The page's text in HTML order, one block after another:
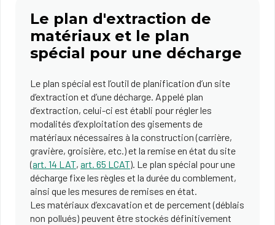
Le plan d'extraction de
matériaux et le plan
spécial pour une décharge
Le plan spécial est l’outil de planification d’un site
d’extraction et d’une décharge. Appelé plan
d’extraction, celui-ci est établi pour régler les
modalités d’exploitation des gisements de
matériaux nécessaires à la construction (carrière,
gravière, groisière, etc.) et la remise en état du site
(art. 14 LAT, art. 65 LCAT). Le plan spécial pour une
décharge fixe les règles et la durée du comblement,
ainsi que les mesures de remises en état.
Les matériaux d’excavation et de percement (déblais
non pollués) peuvent être stockés définitivement